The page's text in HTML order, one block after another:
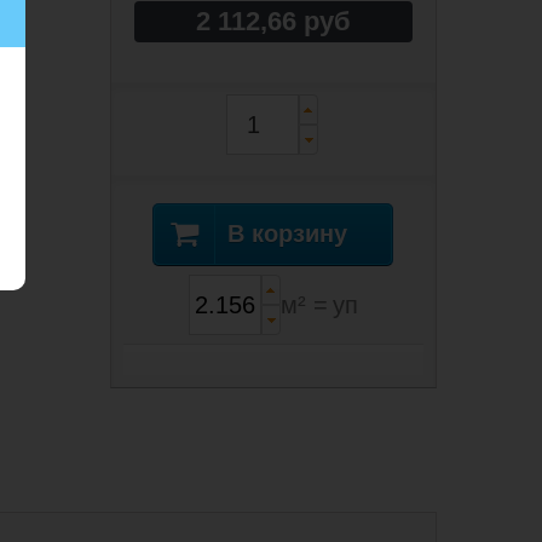
2 112,66 руб
В корзину
м² = уп